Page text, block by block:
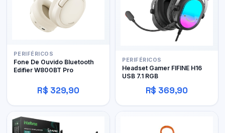
PERIFÉRICOS
Fone De Ouvido Bluetooth
Edifier W800BT Pro
R$ 329,90
PERIFÉRICOS
Headset Gamer FIFINE H16
USB 7.1 RGB
R$ 369,90